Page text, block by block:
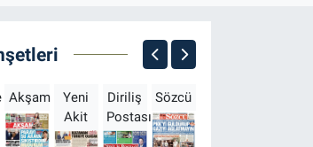
Akşam
Yeni
Akit
Diriliş
Postası
Sözcü